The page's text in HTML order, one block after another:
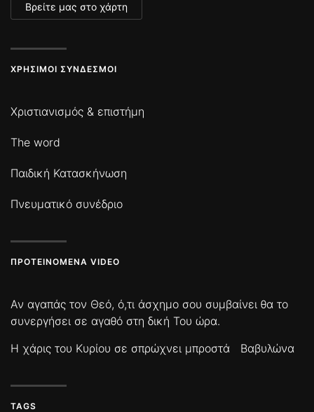
Βρείτε μας στο χάρτη
ΧΡΉΣΙΜΟΙ ΣΎΝΔΕΣΜΟΙ
Χριστιανισμός & επιστήμη
The word
Παιδική Κατασκήνωση
Πνευματικό συνέδριο
ΠΡΟΤΕΙΝΌΜΕΝΑ VIDEO
Αν αγαπάς τον Θεό, ό,τι άσχημο σου συμβαίνει θα το
συνεργήσει σε αγαθό στη δική Του ώρα.
Η χάρις του Κυρίου σε σπρώχνει μπροστά
Βαβυλώνα
TAGS